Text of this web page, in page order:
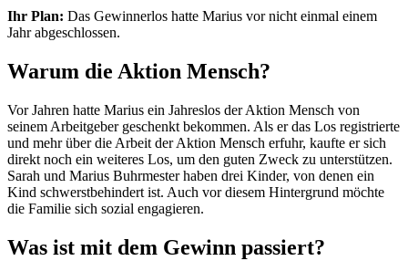
Ihr Plan: Das Gewinnerlos hatte Marius vor nicht einmal einem
Jahr abgeschlossen.
Warum die Aktion Mensch?
Vor Jahren hatte Marius ein Jahreslos der Aktion Mensch von
seinem Arbeitgeber geschenkt bekommen. Als er das Los registrierte
und mehr über die Arbeit der Aktion Mensch erfuhr, kaufte er sich
direkt noch ein weiteres Los, um den guten Zweck zu unterstützen.
Sarah und Marius Buhrmester haben drei Kinder, von denen ein
Kind schwerstbehindert ist. Auch vor diesem Hintergrund möchte
die Familie sich sozial engagieren.
Was ist mit dem Gewinn passiert?